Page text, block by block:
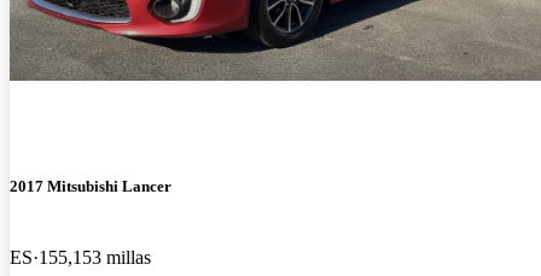
2017 Mitsubishi Lancer
ES 155,153 millas